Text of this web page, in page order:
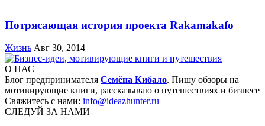
Потрясающая история проекта Rakamakafo
Жизнь Авг 30, 2014
О НАС
Блог предпринимателя Семёна Кибало. Пишу обзоры на
мотивирующие книги, рассказываю о путешествиях и бизнесе
Свяжитесь с нами: info@ideazhunter.ru
СЛЕДУЙ ЗА НАМИ